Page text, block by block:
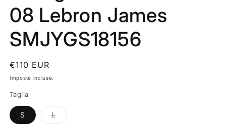
08 Lebron James
SMJYGS18156
Prezzo
di
€110 EUR
Imposte incluse.
Taglia
S LVariante
esaurita